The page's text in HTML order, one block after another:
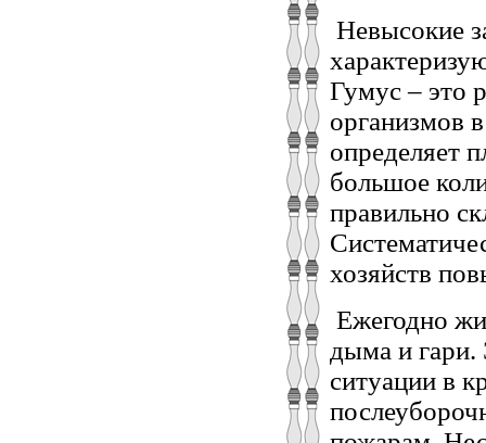
Невысокие
Гумус – это
организмов
определяет
большое
правильно
хозяйств
Ежегодно
дыма и
ситуации в